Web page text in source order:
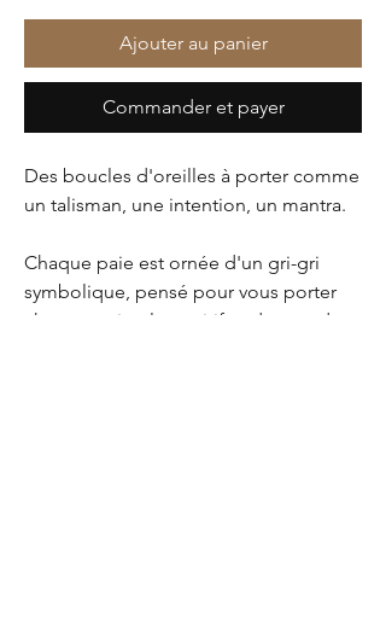
Ajouter au panier
Commander et payer
Des boucles d'oreilles à porter comme
un talisman, une intention, un mantra.
Chaque paie est ornée d'un gri-gri
symbolique, pensé pour vous porter
chance, attirer le positif et donner du